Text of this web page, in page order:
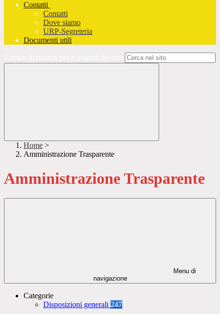
Contatti
Contatti
Dove siamo
URP-Segreteria
Documenti utili
Home >
Amministrazione Trasparente
Amministrazione Trasparente
Menu di
navigazione
Categorie
Disposizioni generali 247